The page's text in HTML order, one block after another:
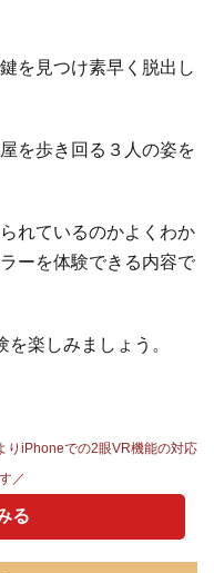
を見つけ素早く脱出し
を歩き回る３人の姿を
れているのかよくわか
ーを体験できる内容で
楽しみましょう。
りiPhoneでの2眼VR機能の対応
／
る